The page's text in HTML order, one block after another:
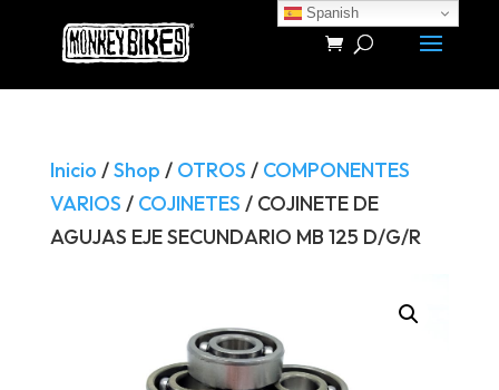
Búsqueda
productos
Inicio /Shop / OTROS / COMPONENTES
VARIOS / COJINETES / COJINETE DE
AGUJAS EJE SECUNDARIO MB 125 D/G/R
Spanish